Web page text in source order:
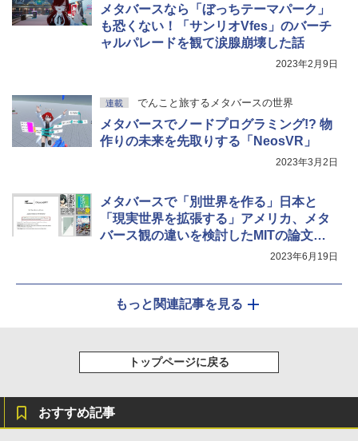
メタバースなら「ぼっちテーマパーク」
も恐くない！「サンリオVfes」のバーチ
ャルパレードを観て涙腺崩壊した話
2023年2月9日
連載 でんこと旅するメタバースの世界
メタバースでノードプログラミング!? 物
作りの未来を先取りする「NeosVR」
2023年3月2日
メタバースで「別世界を作る」日本と
「現実世界を拡張する」アメリカ、メタ
バース観の違いを検討したMITの論文が
2023年6月19日
もっと関連記事を見る
トップページに戻る
おすすめ記事